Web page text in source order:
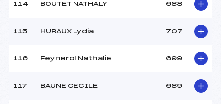
114 BOUTET NATHALY 688
115 HURAUX Lydia 707
116 Feynerol Nathalie 699
117 BAUNE CECILE 689